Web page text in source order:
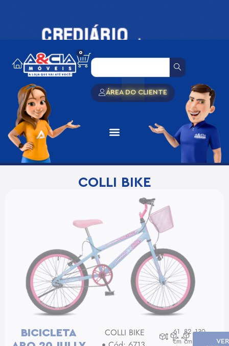
0
ÁREA DO CLIENTE
COLLI BIKE
BICICLETA
COLLI BIKE
61
cm
82
cm
130
VER